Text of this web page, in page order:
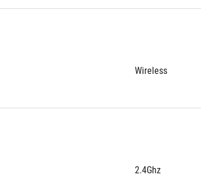
Wireless
2.4Ghz